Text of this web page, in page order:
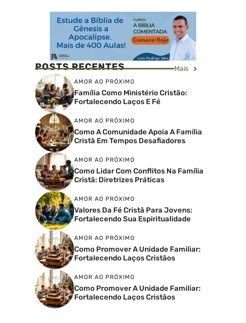
POSTS RECENTES Mais
AMOR AO PRÓXIMO
Família Como Ministério Cristão:
Fortalecendo Laços E Fé
AMOR AO PRÓXIMO
Como A Comunidade Apoia A Família
Cristã Em Tempos Desafiadores
AMOR AO PRÓXIMO
Como Lidar Com Conflitos Na Família
Cristã: Diretrizes Práticas
AMOR AO PRÓXIMO
Valores Da Fé Cristã Para Jovens:
Fortalecendo Sua Espiritualidade
AMOR AO PRÓXIMO
Como Promover A Unidade Familiar:
Fortalecendo Laços Cristãos
AMOR AO PRÓXIMO
Como Promover A Unidade Familiar:
Fortalecendo Laços Cristãos